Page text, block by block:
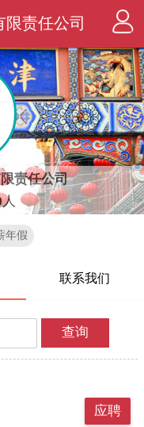
责任公司
责任公司
年假
联系我们
查询
应聘